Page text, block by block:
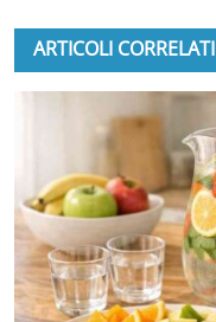
ARTICOLI CORRELATI